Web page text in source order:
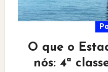
O que o
nós: 4ª